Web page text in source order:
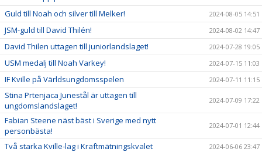
Guld till Noah och silver till Melker! 2024-08-05 14:51
JSM-guld till David Thilén! 2024-08-02 14:47
David Thilen uttagen till juniorlandslaget! 2024-07-28 19:05
USM medalj till Noah Varkey! 2024-07-15 11:03
IF Kville på Världsungdomsspelen 2024-07-11 11:15
Stina Prtenjaca Junestål är uttagen till
ungdomslandslaget!
2024-07-09 17:22
Fabian Steene näst bäst i Sverige med nytt
personbästa!
2024-07-01 12:44
Två starka Kville-lag i Kraftmätningskvalet 2024-06-06 23:47